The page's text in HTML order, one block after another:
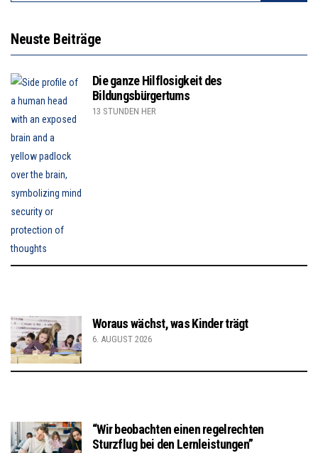
Neuste Beiträge
Die ganze Hilflosigkeit des
Bildungsbürgertums
13 STUNDEN HER
Woraus wächst, was Kinder trägt
6. AUGUST 2026
“Wir beobachten einen regelrechten
Sturzflug bei den Lernleistungen”